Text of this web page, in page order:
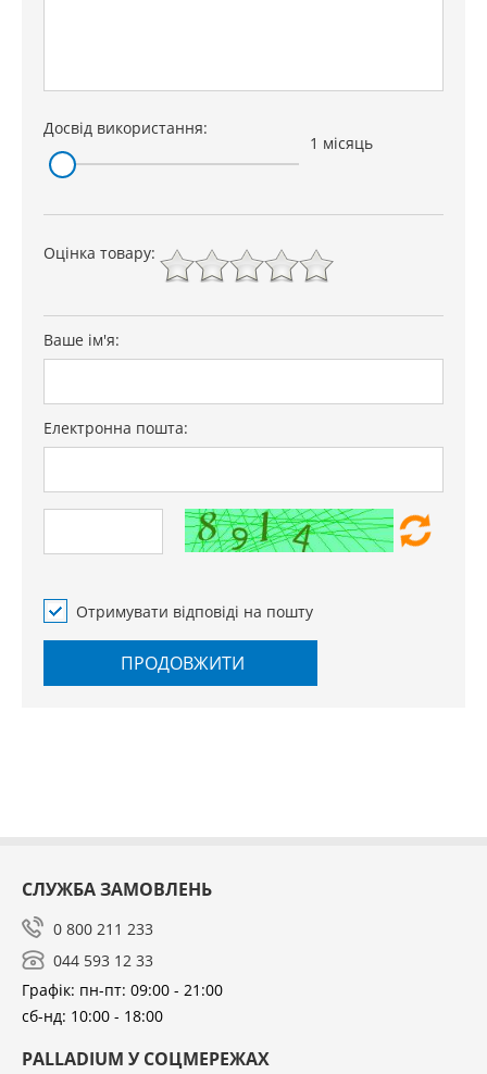
Досвід використання:
1 місяць
Оцінка товару:
Ваше ім'я:
Електронна пошта:
Отримувати відповіді на пошту
ПРОДОВЖИТИ
СЛУЖБА ЗАМОВЛЕНЬ
0 800 211 233
044 593 12 33
Графік: пн-пт: 09:00 - 21:00
сб-нд: 10:00 - 18:00
PALLADIUM У СОЦМЕРЕЖАХ